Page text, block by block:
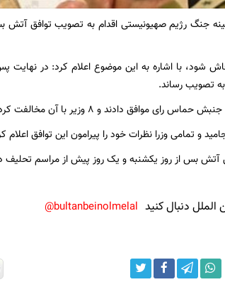
جنگ رژیم صهیونیستی اقدام به تصویب توافق آتش
شود، با اشاره به این موضوع اعلام کرد: در نهایت
تصویب رساند.
آتش بس از روز یکشنبه و یک روز پیش از مراسم تحلیف
دنبال کنید bultanbeinolmelal@